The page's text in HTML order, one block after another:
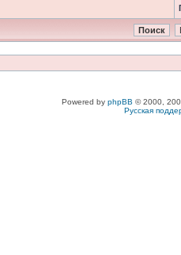
Powered by phpBB © 2000,
Русская